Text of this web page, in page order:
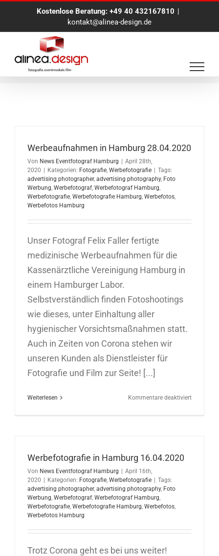
Kostenlose Beratung: +49 40 432167810 |
kontakt@alinea-design.de
Werbefotografie
Werbeaufnahmen in Hamburg 28.04.2020
Von News Eventfotograf Hamburg
April 28th,
2020
Kategorien: Fotografie, Werbefotografie
Tags:
advertising photographer, advertising photography, Foto
Werbung, Werbefotograf, Werbefotograf Hamburg,
Werbefotografie, Werbefotografie Hamburg, Werbefotos,
Werbefotos Hamburg
Unser Fotograf Felix Faller fertigte
medizinische Werbeaufnahmen für die
Kassenärztliche Vereinigung Hamburg in
einem Hamburger Labor.
Selbstverständlich finden Fotoshootings
wie dieses, unter Einhaltung aller
hygienischer Vorsichtsmaßnahmen statt.
Auch in Zeiten von Corona stehen wir
unseren Kunden als Dienstleister für
Fotografie und Film zur Seite! [...]
Weiterlesen Kommentare deaktiviertfür
Werbefotografie in Hamburg 16.04.2020
Von News Eventfotograf Hamburg
April 16th,
2020
Kategorien: Fotografie, Werbefotografie
Tags:
advertising photographer, advertising photography, Foto
Werbung, Werbefotograf, Werbefotograf Hamburg,
Werbefotografie, Werbefotografie Hamburg, Werbefotos,
Werbefotos Hamburg
Trotz Corona geht es bei uns weiter!